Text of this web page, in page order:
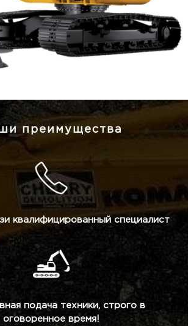
преимущества
квалифицированный специалист
подача техники, строго в
оговоренное время!